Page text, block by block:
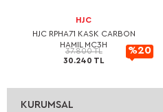
HJC
HJC RPHA71 KASK CARBON
HAMIL MC3H
37.800 TL
30.240 TL
%20
İndirimli
KURUMSAL